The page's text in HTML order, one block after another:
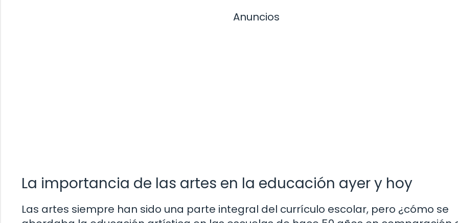
Anuncios
La importancia de las artes en la educación ayer y hoy
Las artes siempre han sido una parte integral del currículo escolar, pero ¿cómo se